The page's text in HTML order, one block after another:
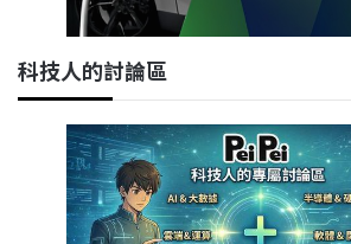
科技人的討論區